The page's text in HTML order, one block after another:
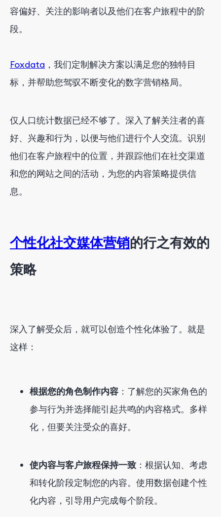
容偏好、关注的影响者以及他们在客户旅程中的阶
段。
Foxdata ，我们定制解决方案以满足您的独特目
标，并帮助您驾驭不断变化的数字营销格局。
仅人口统计数据已经不够了。深入了解关注者的喜
好、兴趣和行为，以便与他们进行个人交流。识别
他们在客户旅程中的位置，并跟踪他们在社交渠道
和您的网站之间的活动，为您的内容策略提供信
息。
个性化社交媒体营销的行之有效的
策略
深入了解受众后，就可以创造个性化体验了。就是
这样：
根据您的角色制作内容 ：了解您的买家角色的
参与行为并选择能引起共鸣的内容格式。多样
化，但要关注受众的喜好。
使内容与客户旅程保持一致 ：根据认知、考虑
和转化阶段定制您的内容。使用数据创建个性
化内容，引导用户完成每个阶段。